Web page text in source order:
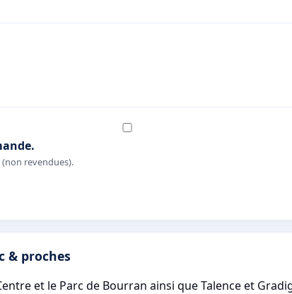
revendues).
& proches
et le Parc de Bourran ainsi que Talence et